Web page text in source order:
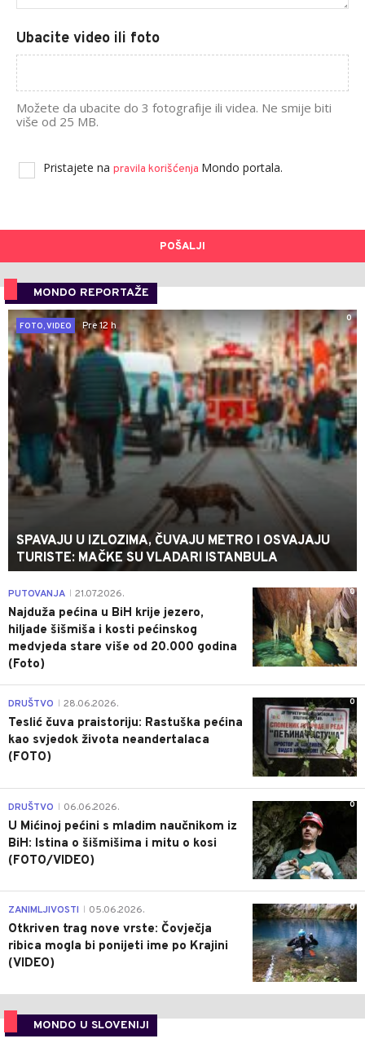
Ubacite video ili foto
Možete da ubacite do 3 fotografije ili videa. Ne smije biti
više od 25 MB.
Pristajete na pravila korišćenja Mondo portala.
POŠALJI
MONDO REPORTAŽE
0
FOTO, VIDEO
Pre 12 h
SPAVAJU U IZLOZIMA, ČUVAJU METRO I OSVAJAJU
TURISTE: MAČKE SU VLADARI ISTANBULA
0
PUTOVANJA 21.07.2026.
Najduža pećina u BiH krije jezero,
hiljade šišmiša i kosti pećinskog
medvjeda stare više od 20.000 godina
(Foto)
0
DRUŠTVO 28.06.2026.
Teslić čuva praistoriju: Rastuška pećina
kao svjedok života neandertalaca
(FOTO)
0
DRUŠTVO 06.06.2026.
U Mićinoj pećini s mladim naučnikom iz
BiH: Istina o šišmišima i mitu o kosi
(FOTO/VIDEO)
0
ZANIMLJIVOSTI 05.06.2026.
Otkriven trag nove vrste: Čovječja
ribica mogla bi ponijeti ime po Krajini
(VIDEO)
MONDO U SLOVENIJI